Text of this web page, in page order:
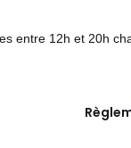
entre 12h et 20h